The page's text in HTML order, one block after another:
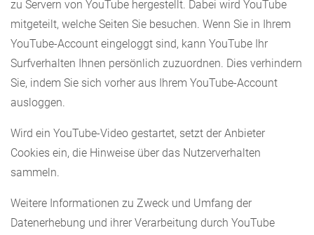
zu Servern von YouTube hergestellt. Dabei wird YouTube
mitgeteilt, welche Seiten Sie besuchen. Wenn Sie in Ihrem
YouTube-Account eingeloggt sind, kann YouTube Ihr
Surfverhalten Ihnen persönlich zuzuordnen. Dies verhindern
Sie, indem Sie sich vorher aus Ihrem YouTube-Account
ausloggen.
Wird ein YouTube-Video gestartet, setzt der Anbieter
Cookies ein, die Hinweise über das Nutzerverhalten
sammeln.
Weitere Informationen zu Zweck und Umfang der
Datenerhebung und ihrer Verarbeitung durch YouTube